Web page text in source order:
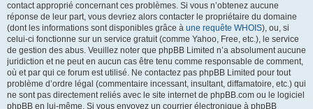
contact approprié concernant ces problèmes. Si vous n’obtenez aucune
réponse de leur part, vous devriez alors contacter le propriétaire du domaine
(dont les informations sont disponibles grâce à une requête WHOIS), ou, si
celui-ci fonctionne sur un service gratuit (comme Yahoo, Free, etc.), le service
de gestion des abus. Veuillez noter que phpBB Limited n’a absolument aucune
juridiction et ne peut en aucun cas être tenu comme responsable de comment,
où et par qui ce forum est utilisé. Ne contactez pas phpBB Limited pour tout
problème d’ordre légal (commentaire incessant, insultant, diffamatoire, etc.) qui
ne sont pas directement reliés avec le site internet de phpBB.com ou le logiciel
phpBB en lui-même. Si vous envoyez un courrier électronique à phpBB